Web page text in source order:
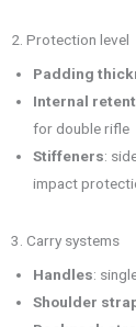
2. Protection level
Padding
Internal
for double rifle
Stiffeners:
impact
3. Carry systems
Handles:
Shoulder